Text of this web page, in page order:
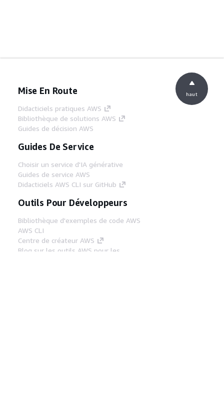
Mise En Route
Didacticiels pratiques AWS
Bibliothèque de solutions AWS
Guides de décision AWS
Guides De Service
Choisir un service d'IA générative
Guides de service AWS
Didacticiels AWS CLI sur GitHub
Outils Pour Développeurs
Bibliothèque d'exemples de code AWS
AWS CLI
Centre de créateur AWS
Blog sur les outils AWS pour les
haut